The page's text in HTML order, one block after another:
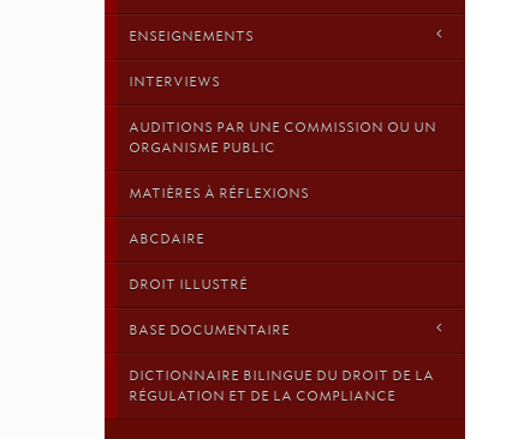
ENSEIGNEMENTS
INTERVIEWS
AUDITIONS PAR UNE COMMISSION OU UN
ORGANISME PUBLIC
MATIÈRES À RÉFLEXIONS
ABCDAIRE
DROIT ILLUSTRÉ
BASE DOCUMENTAIRE
DICTIONNAIRE BILINGUE DU DROIT DE LA
RÉGULATION ET DE LA COMPLIANCE